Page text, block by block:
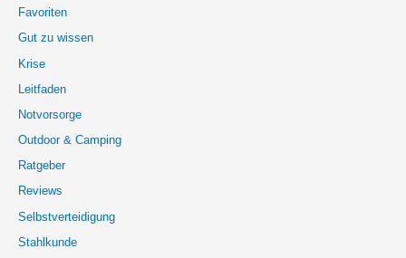
Favoriten
Gut zu wissen
Krise
Leitfaden
Notvorsorge
Outdoor & Camping
Ratgeber
Reviews
Selbstverteidigung
Stahlkunde